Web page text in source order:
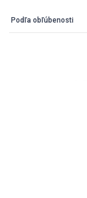
Podľa obľúbenosti